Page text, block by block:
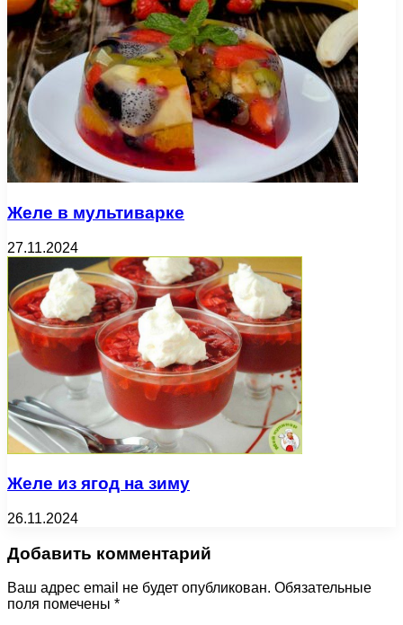
Желе в мультиварке
27.11.2024
Желе из ягод на зиму
26.11.2024
Добавить комментарий
Ваш адрес email не будет опубликован. Обязательные
поля помечены *